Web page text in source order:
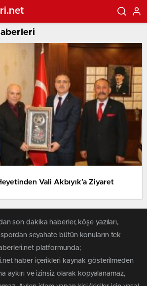
Vali Akbıyık’a Ziyaret
son dakika haberler, köşe yazıları,
seyahate bütün konuların tek
platformunda;
haber içerikleri kaynak gösterilmeden
aykırı ve izinsiz olarak kopyalanamaz,